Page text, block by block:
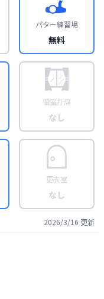
パター練習場
無料
個室打席
なし
更衣室
なし
2026/3/16 更新